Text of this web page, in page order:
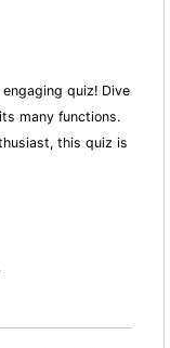
quiz! Dive
many functions.
this quiz is